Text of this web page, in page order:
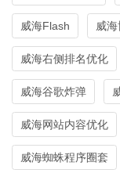
威海Flash 威
威海右侧排名优化
威海谷歌炸弹
威海网站内容优化
威海蜘蛛程序圈套